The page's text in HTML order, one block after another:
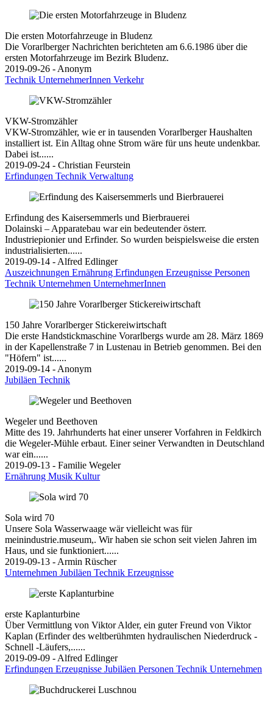
Die ersten Motorfahrzeuge in Bludenz
Die Vorarlberger Nachrichten berichteten am 6.6.1986 über die
ersten Motorfahrzeuge im Bezirk Bludenz.
2019-09-26 - Anonym
Technik UnternehmerInnen Verkehr
VKW-Stromzähler
VKW-Stromzähler, wie er in tausenden Vorarlberger Haushalten
installiert ist. Ein Alltag ohne Strom wäre für uns heute undenkbar.
Dabei ist......
2019-09-24 - Christian Feurstein
Erfindungen Technik Verwaltung
Erfindung des Kaisersemmerls und Bierbrauerei
Dolainski – Apparatebau war ein bedeutender österr.
Industriepionier und Erfinder. So wurden beispielsweise die ersten
industrialisierten......
2019-09-14 - Alfred Edlinger
Auszeichnungen Ernährung Erfindungen Erzeugnisse Personen
Technik Unternehmen UnternehmerInnen
150 Jahre Vorarlberger Stickereiwirtschaft
Die erste Handstickmaschine Vorarlbergs wurde am 28. März 1869
in der Kapellenstraße 7 in Lustenau in Betrieb genommen. Bei den
"Höfern" ist......
2019-09-14 - Anonym
Jubiläen Technik
Wegeler und Beethoven
Mitte des 19. Jahrhunderts hat einer unserer Vorfahren in Feldkirch
die Wegeler-Mühle erbaut. Einer seiner Verwandten in Deutschland
war ein......
2019-09-13 - Familie Wegeler
Ernährung Musik Kultur
Sola wird 70
Unsere Sola Wasserwaage wär vielleicht was für
meinindustrie.museum,. Wir haben sie schon seit vielen Jahren im
Haus, und sie funktioniert......
2019-09-13 - Armin Rüscher
Unternehmen Jubiläen Technik Erzeugnisse
erste Kaplanturbine
Über Vermittlung von Viktor Alder, ein guter Freund von Viktor
Kaplan (Erfinder des weltberühmten hydraulischen Niederdruck -
Schnell -Läufers,......
2019-09-09 - Alfred Edlinger
Erfindungen Erzeugnisse Jubiläen Personen Technik Unternehmen